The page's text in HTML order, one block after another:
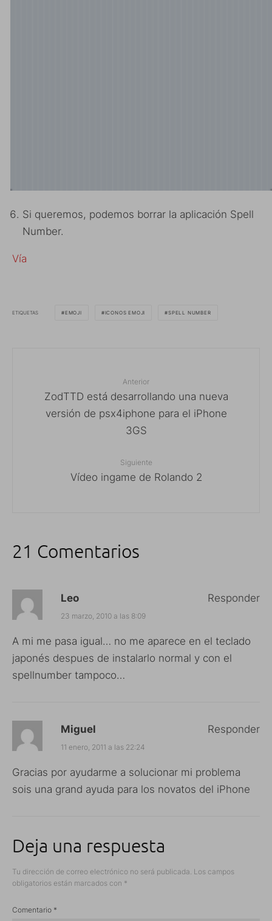
Si queremos, podemos borrar la aplicación Spell
Number.
Vía
ETIQUETAS EMOJI ICONOS EMOJI SPELL NUMBER
Anterior
ZodTTD está desarrollando una nueva
versión de psx4iphone para el iPhone
3GS
Siguiente
Vídeo ingame de Rolando 2
21 Comentarios
Leo
23 marzo, 2010 a las 8:09
A mi me pasa igual… no me aparece en el teclado
japonés despues de instalarlo normal y con el
spellnumber tampoco…
Responder
Miguel
11 enero, 2011 a las 22:24
Gracias por ayudarme a solucionar mi problema
sois una grand ayuda para los novatos del iPhone
Responder
Deja una respuesta
Tu dirección de correo electrónico no será publicada. Los campos
obligatorios están marcados con *
Comentario *